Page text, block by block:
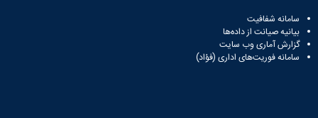
برنامه
های
آموزشی
آموزش
سامانه شفافیت
بیانیه صیانت از داده‌ها
گزارش آماری وب‌ سایت
سامانه فوریت‌های اداری (فؤاد)